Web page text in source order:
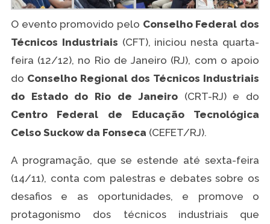
O evento promovido pelo Conselho Federal dos
Técnicos Industriais (CFT), iniciou nesta quarta-
feira (12/12), no Rio de Janeiro (RJ), com o apoio
do Conselho Regional dos Técnicos Industriais
do Estado do Rio de Janeiro (CRT-RJ) e do
Centro Federal de Educação Tecnológica
Celso Suckow da Fonseca (CEFET/RJ).
A programação, que se estende até sexta-feira
(14/11), conta com palestras e debates sobre os
desafios e as oportunidades, e promove o
protagonismo dos técnicos industriais que